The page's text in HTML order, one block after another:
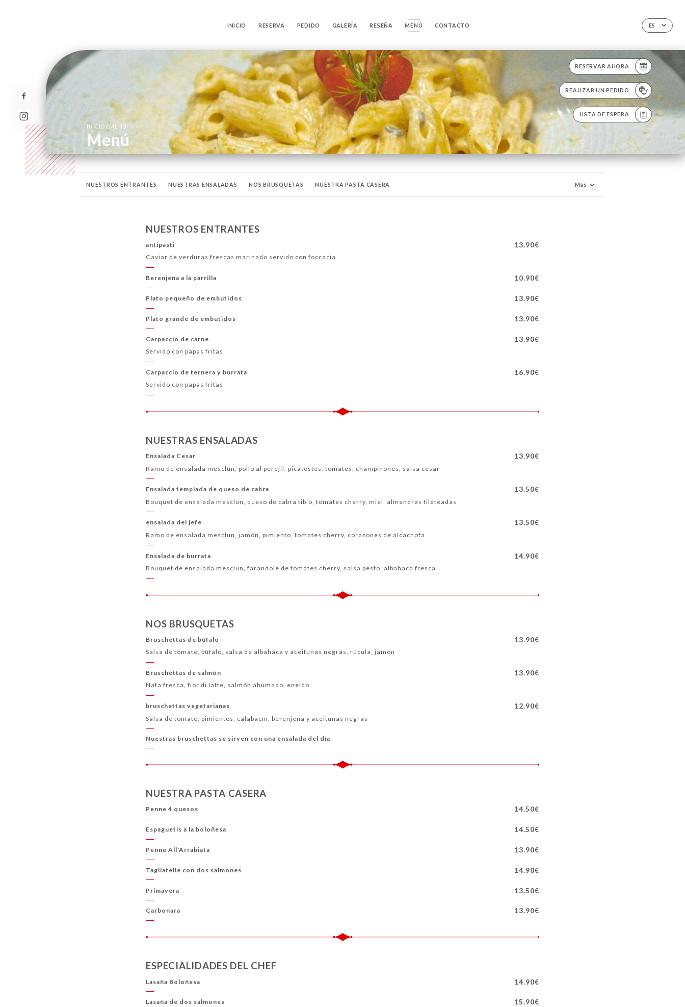
ES
INICIO RESERVA PEDIDO GALERÍA RESEÑA MENÚ CONTACTO
RESERVAR AHORA
REALIZAR UN PEDIDO
LISTA DE ESPERA
INICIO/ MENÚ
Menú
NUESTROS ENTRANTES NUESTRAS ENSALADAS NOS BRUSQUETAS NUESTRA PASTA CASERA
BEBIDAS FRÍAS BEBIDAS CALIENTES
Más
NUESTROS ENTRANTES
antipasti 13.90€
Caviar de verduras frescas marinado servido con foccacia
Berenjena a la parrilla 10.90€
Plato pequeño de embutidos 13.90€
Plato grande de embutidos 13.90€
Carpaccio de carne 13.90€
Servido con papas fritas
Carpaccio de ternera y burrata 16.90€
Servido con papas fritas
NUESTRAS ENSALADAS
Ensalada Cesar 13.90€
Ramo de ensalada mesclun, pollo al perejil, picatostes, tomates, champiñones, salsa césar
Ensalada templada de queso de cabra 13.50€
Bouquet de ensalada mesclun, queso de cabra tibio, tomates cherry, miel, almendras fileteadas
ensalada del jefe 13.50€
Ramo de ensalada mesclun, jamón, pimiento, tomates cherry, corazones de alcachofa
Ensalada de burrata 14.90€
Bouquet de ensalada mesclun, farandole de tomates cherry, salsa pesto, albahaca fresca
NOS BRUSQUETAS
Bruschettas de búfalo 13.90€
Salsa de tomate, búfalo, salsa de albahaca y aceitunas negras, rúcula, jamón
Bruschettas de salmón 13.90€
Nata fresca, fior di latte, salmón ahumado, eneldo
bruschettas vegetarianas 12.90€
Salsa de tomate, pimientos, calabacín, berenjena y aceitunas negras
Nuestras bruschettas se sirven con una ensalada del día
NUESTRA PASTA CASERA
Penne 4 quesos 14.50€
Espaguetis a la boloñesa 14.50€
Penne All'Arrabiata 13.90€
Tagliatelle con dos salmones 14.90€
Primavera 13.50€
Carbonara 13.90€
ESPECIALIDADES DEL CHEF
Lasaña Boloñesa 14.90€
Lasaña de dos salmones 15.90€